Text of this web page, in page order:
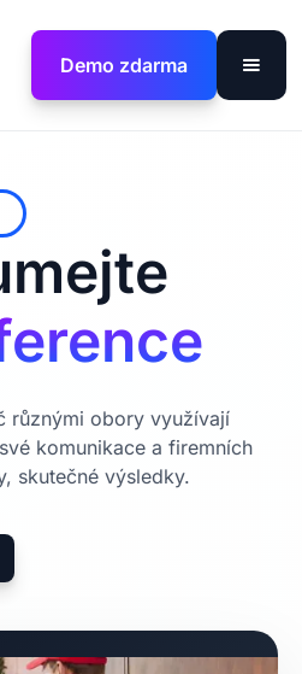
Demo zdarma
různými obory využívají
komunikace a firemních
skutečné výsledky.